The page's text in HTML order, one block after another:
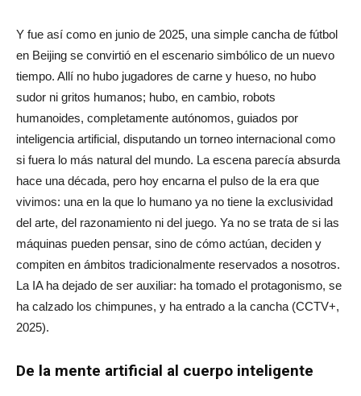
Y fue así como en junio de 2025, una simple cancha de fútbol
en Beijing se convirtió en el escenario simbólico de un nuevo
tiempo. Allí no hubo jugadores de carne y hueso, no hubo
sudor ni gritos humanos; hubo, en cambio, robots
humanoides, completamente autónomos, guiados por
inteligencia artificial, disputando un torneo internacional como
si fuera lo más natural del mundo. La escena parecía absurda
hace una década, pero hoy encarna el pulso de la era que
vivimos: una en la que lo humano ya no tiene la exclusividad
del arte, del razonamiento ni del juego. Ya no se trata de si las
máquinas pueden pensar, sino de cómo actúan, deciden y
compiten en ámbitos tradicionalmente reservados a nosotros.
La IA ha dejado de ser auxiliar: ha tomado el protagonismo, se
ha calzado los chimpunes, y ha entrado a la cancha (CCTV+,
2025).
De la mente artificial al cuerpo inteligente